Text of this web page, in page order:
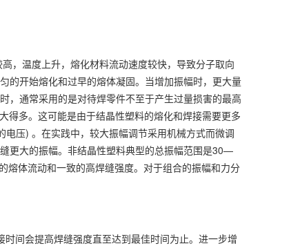
温度上升，熔化材料流动速度较快，导致分子取向
的开始熔化和过早的熔体凝固。当增加振幅时，更大量
，通常采用的是对待焊零件不至于产生过量损害的最高
得多。这可能是由于结晶性塑料的熔化和焊接需要更多
压) 。在实践中，较大振幅调节采用机械方式而微调
更大的振幅。非结晶性塑料典型的总振幅范围是30—
体流动和一致的高焊缝强度。对于组合的振幅和力分
间会提高焊缝强度直至达到最佳时间为止。进一步增